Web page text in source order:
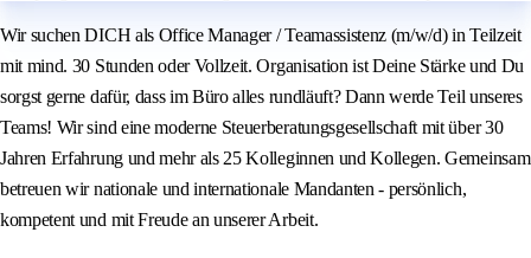
Wir suchen DICH als Office Manager / Teamassistenz (m/w/d) in Teilzeit
mit mind. 30 Stunden oder Vollzeit. Organisation ist Deine Stärke und Du
sorgst gerne dafür, dass im Büro alles rundläuft? Dann werde Teil unseres
Teams! Wir sind eine moderne Steuerberatungsgesellschaft mit über 30
Jahren Erfahrung und mehr als 25 Kolleginnen und Kollegen. Gemeinsam
betreuen wir nationale und internationale Mandanten - persönlich,
kompetent und mit Freude an unserer Arbeit.